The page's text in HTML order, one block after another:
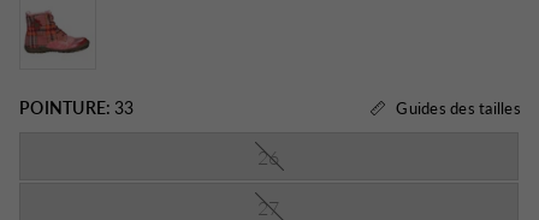
POINTURE: 33 Guides des tailles
26
27